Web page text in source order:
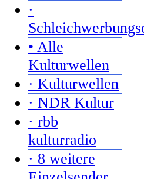
·
• Alle
Kulturwellen
· Kulturwellen
· NDR Kultur
· rbb
kulturradio
· 8 weitere